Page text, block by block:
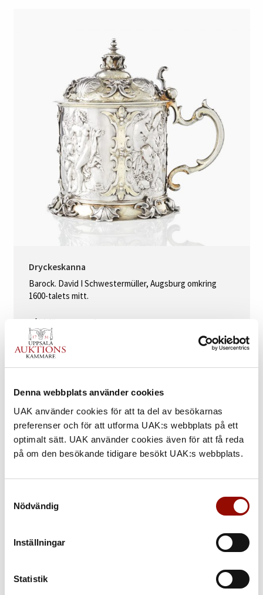
Denna webbplats använder cookies
UAK använder cookies för att ta del av besökarnas
preferenser och för att utforma UAK:s webbplats på ett
optimalt sätt. UAK använder cookies även för att få reda
på om den besökande tidigare besökt UAK:s webbplats.
Nödvändig
Inställningar
Statistik
Dryckeskanna
Barock. David I Schwestermüller, Augsburg omkring
1600-talets mitt.
Såld för 260.000 kr
Previous